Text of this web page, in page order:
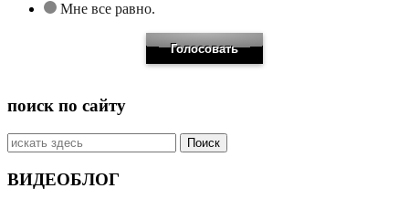
Мне все равно.
поиск по сайту
Искать:
ВИДЕОБЛОГ